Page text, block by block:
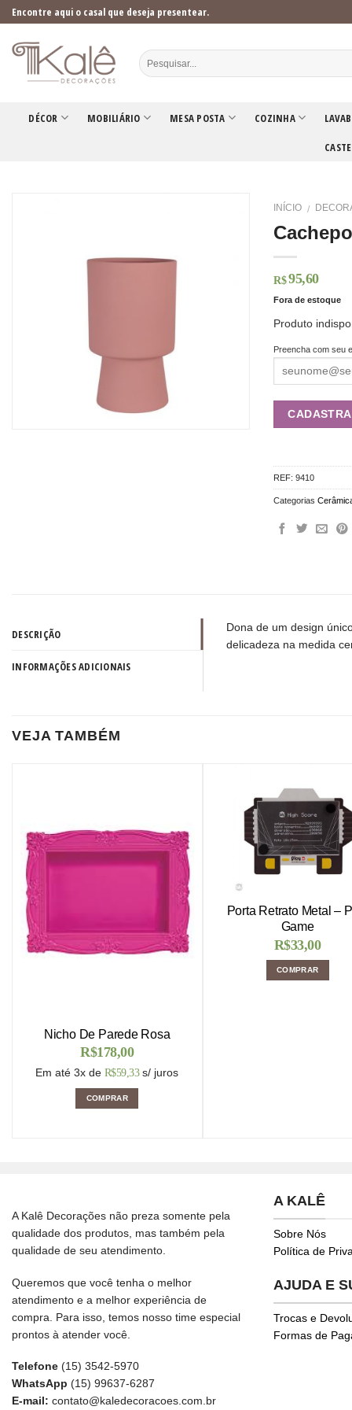
Skip
to
content
Encontre aqui o casal que deseja presentear.
DÉCOR MOBILIÁRIO MESA POSTA COZINHA
INÍCIO /
R$ 95,60
Fora de estoque
Produto
Preencha com seu
REF:9410
Categorias
DESCRIÇÃO
INFORMAÇÕES ADICIONAIS
Dona de um design
delicadeza na medida
VEJA TAMBÉM
Nicho De Parede Rosa
R$178,00
Em até 3x de R$59,33 s/ juros
COMPRAR
Porta Retrato Metal –
Game
R$33,00
COMPRAR
A Kalê Decorações não preza somente pela
qualidade dos produtos, mas também pela
qualidade de seu atendimento.
Queremos que você tenha o melhor
atendimento e a melhor experiência de
compra. Para isso, temos nosso time especial
prontos à atender você.
Telefone (15) 3542-5970
WhatsApp (15) 99637-6287
E-mail: contato@kaledecoracoes.com.br
A KALÊ
Sobre Nós
Política de
AJUDA E
Trocas e
Formas de